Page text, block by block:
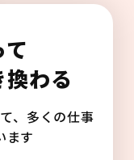
て
換わる
、多くの仕事
ます